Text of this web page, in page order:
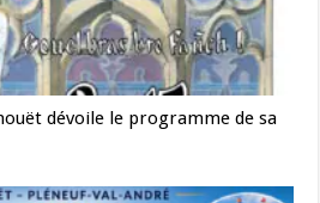
dévoile le programme de sa